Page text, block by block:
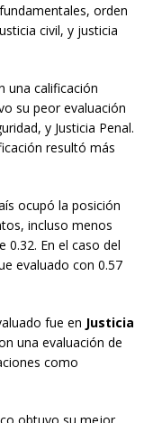
orden
civil, y justicia
una calificación
su peor evaluación
y Justicia Penal.
resultó más
ocupó la posición
incluso menos
0.32. En el caso del
evaluado con 0.57
fue en Justicia
una evaluación de
como